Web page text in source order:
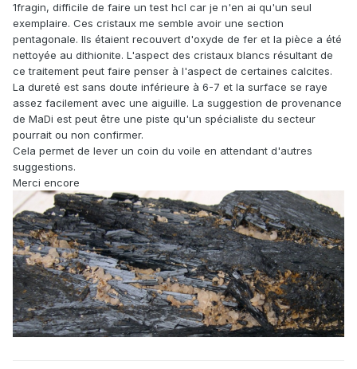
1fragin, difficile de faire un test hcl car je n'en ai qu'un seul
exemplaire. Ces cristaux me semble avoir une section
pentagonale. Ils étaient recouvert d'oxyde de fer et la pièce a été
nettoyée au dithionite. L'aspect des cristaux blancs résultant de
ce traitement peut faire penser à l'aspect de certaines calcites.
La dureté est sans doute inférieure à 6-7 et la surface se raye
assez facilement avec une aiguille. La suggestion de provenance
de MaDi est peut être une piste qu'un spécialiste du secteur
pourrait ou non confirmer.
Cela permet de lever un coin du voile en attendant d'autres
suggestions.
Merci encore